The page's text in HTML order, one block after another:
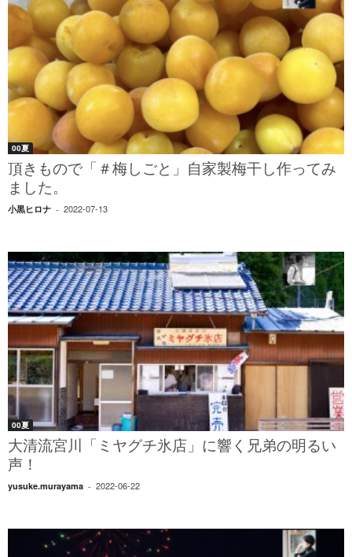
00夏
頂きもので「＃梅しごと」自家製梅干し作ってみ
ました。
小黒ヒロナ - 2022-07-13
00夏
大清流宮川「ミヤグチ氷店」に響く兄弟の明るい
声！
yusuke.murayama - 2022-06-22